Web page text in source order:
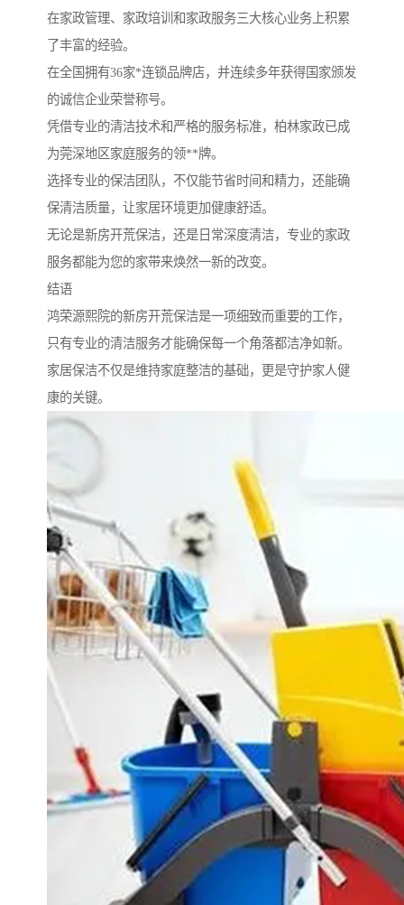
在家政管理、家政培训和家政服务三大核心业务上积累
了丰富的经验。
在全国拥有36家*连锁品牌店，并连续多年获得国家颁发
的诚信企业荣誉称号。
凭借专业的清洁技术和严格的服务标准，柏林家政已成
为莞深地区家庭服务的领**牌。
选择专业的保洁团队，不仅能节省时间和精力，还能确
保清洁质量，让家居环境更加健康舒适。
无论是新房开荒保洁，还是日常深度清洁，专业的家政
服务都能为您的家带来焕然一新的改变。
结语
鸿荣源熙院的新房开荒保洁是一项细致而重要的工作，
只有专业的清洁服务才能确保每一个角落都洁净如新。
家居保洁不仅是维持家庭整洁的基础，更是守护家人健
康的关键。